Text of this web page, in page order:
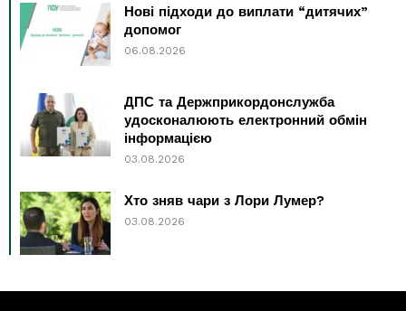
Нові підходи до виплати “дитячих”
допомог
06.08.2026
ДПС та Держприкордонслужба
удосконалюють електронний обмін
інформацією
03.08.2026
Хто зняв чари з Лори Лумер?
03.08.2026